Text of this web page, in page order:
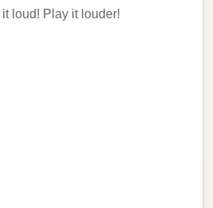
it loud! Play it louder!